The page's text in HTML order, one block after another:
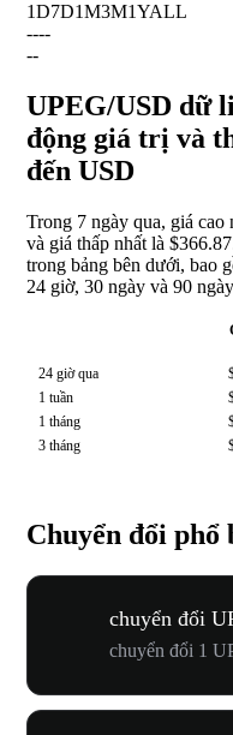
1D7D1M3M1YALL
----
--
UPEG/USD dữ
động giá trị và
đến USD
Trong 7 ngày qua, giá
và giá thấp nhất là
trong bảng bên dưới, bao
24 giờ, 30 ngày và 90
24 giờ qua
1 tuần
1 tháng
3 tháng
Chuyển đổi phổ
chuyển đổi
chuyển đổi 1